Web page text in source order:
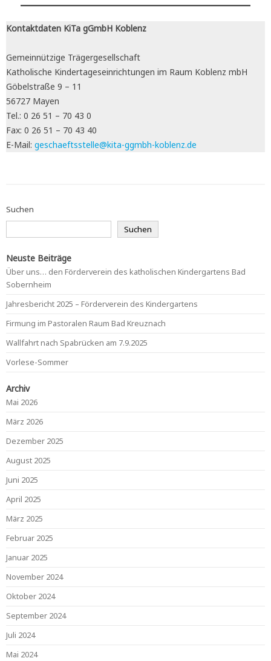
Kontaktdaten KiTa gGmbH Koblenz
Gemeinnützige Trägergesellschaft
Katholische Kindertageseinrichtungen im Raum Koblenz mbH
Göbelstraße 9 – 11
56727 Mayen
Tel.: 0 26 51 – 70 43 0
Fax: 0 26 51 – 70 43 40
E-Mail: geschaeftsstelle@kita-ggmbh-koblenz.de
Suchen
Suchen
Neuste Beiträge
Über uns… den Förderverein des katholischen Kindergartens Bad
Sobernheim
Jahresbericht 2025 – Förderverein des Kindergartens
Firmung im Pastoralen Raum Bad Kreuznach
Wallfahrt nach Spabrücken am 7.9.2025
Vorlese-Sommer
Archiv
Mai 2026
März 2026
Dezember 2025
August 2025
Juni 2025
April 2025
März 2025
Februar 2025
Januar 2025
November 2024
Oktober 2024
September 2024
Juli 2024
Mai 2024